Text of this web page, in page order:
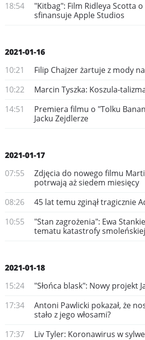
18:54
"Kitbag": Film Ridleya Scotta
sfinansuje Apple Studios
2021-01-16
10:21
Filip Chajzer żartuje z mody
10:22
​Marcin Tyszka: Koszula-
14:51
​Premiera filmu o "Tolku
Jacku Zejdlerze
2021-01-17
07:55
Zdjęcia do nowego filmu
potrwają aż siedem miesięcy
08:26
45 lat temu zginął tragicznie
10:55
"Stan zagrożenia": Ewa
tematu katastrofy smoleńskiej
2021-01-18
15:24
"Słońca blask": Nowy projekt
17:34
Antoni Pawlicki pokazał, że
stało z jego włosami?
17:37
Liv Tyler: Koronawirus w